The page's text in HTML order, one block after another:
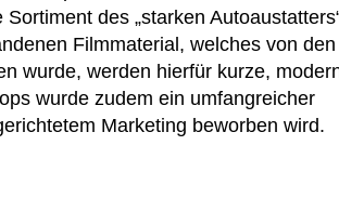
des „starken
Filmmaterial, welches von den
wurde, werden hierfür kurze,
wurde zudem ein umfangreicher
Marketing beworben wird.